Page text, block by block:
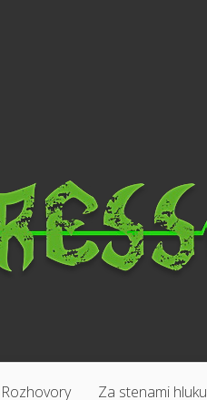
Rozhovory Za stenami hluku